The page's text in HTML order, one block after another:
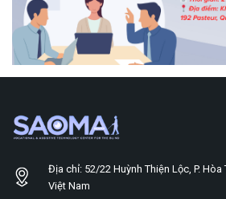
Địa chỉ: 52/22 Huỳnh Thiện Lộc, P. Hòa
Việt Nam